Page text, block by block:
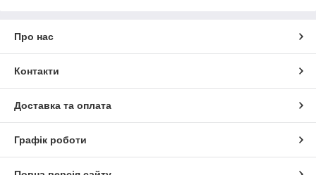
Про нас
Контакти
Доставка та оплата
Графік роботи